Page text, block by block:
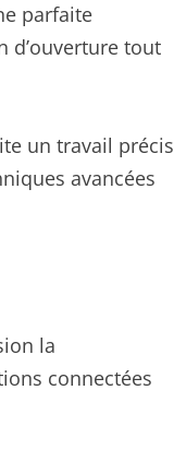
parfaite
d’ouverture tout
un travail précis
avancées
la
connectées